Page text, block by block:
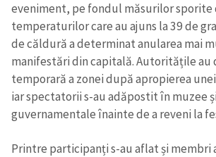
eveniment, pe fondul măsurilor sporite
temperaturilor care au ajuns la 39 de
de căldură a determinat anularea mai
manifestări din capitală. Autoritățile au
temporară a zonei după apropierea
iar spectatorii s-au adăpostit în muzee
guvernamentale înainte de a reveni la
Printre participanți s-au aflat și membri